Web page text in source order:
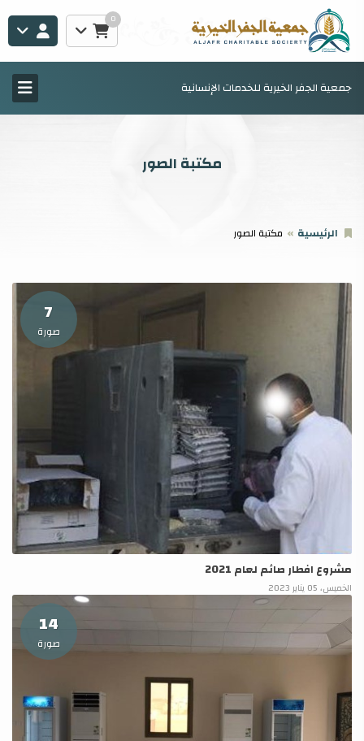
0
جمعية الجفر الخيرية للخدمات الإنسانية
مكتبة الصور
الرئيسية مكتبة الصور
7
صورة
مشروع افطار صائم لعام 2021
الخميس، 05 يناير 2023
14
صورة